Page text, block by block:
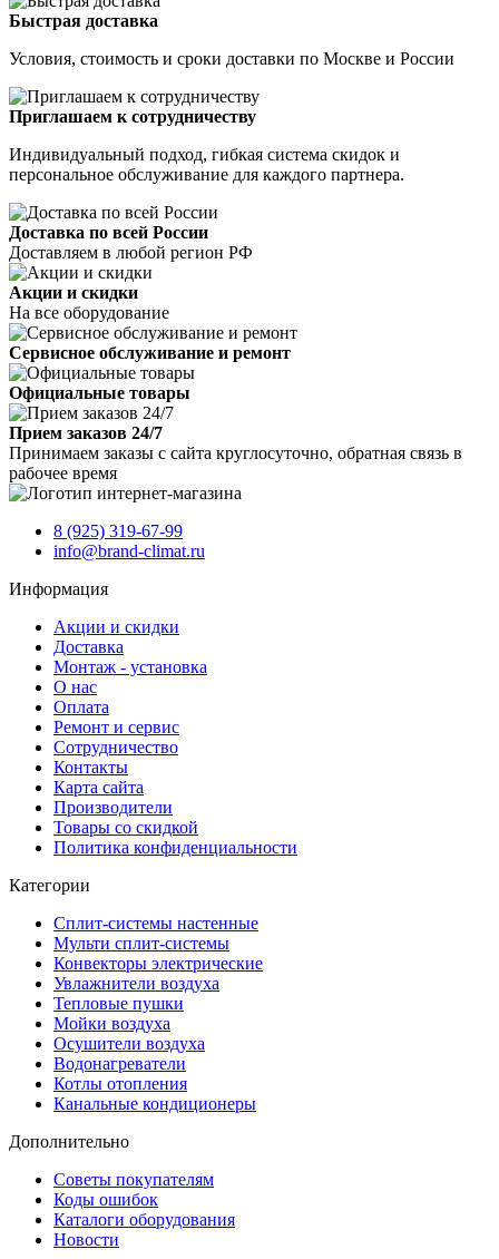
Быстрая доставка
Условия, стоимость и сроки доставки по Москве и России
Приглашаем к сотрудничеству
Индивидуальный подход, гибкая система скидок и
персональное обслуживание для каждого партнера.
Доставка по всей России
Доставляем в любой регион РФ
Акции и скидки
На все оборудование
Сервисное обслуживание и ремонт
Официальные товары
Прием заказов 24/7
Принимаем заказы с сайта круглосуточно, обратная связь в
рабочее время
8 (925) 319-67-99
info@brand-climat.ru
Информация
Акции и скидки
Доставка
Монтаж - установка
О нас
Оплата
Ремонт и сервис
Сотрудничество
Контакты
Карта сайта
Производители
Товары со скидкой
Политика конфиденциальности
Категории
Сплит-системы настенные
Мульти сплит-системы
Конвекторы электрические
Увлажнители воздуха
Тепловые пушки
Мойки воздуха
Осушители воздуха
Водонагреватели
Котлы отопления
Канальные кондиционеры
Дополнительно
Советы покупателям
Коды ошибок
Каталоги оборудования
Новости